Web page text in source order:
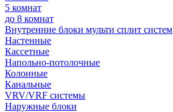
5 комнат
до 8 комнат
Внутренние блоки мульти сплит систем
Настенные
Кассетные
Напольно-потолочные
Колонные
Канальные
VRV/VRF системы
Наружные блоки